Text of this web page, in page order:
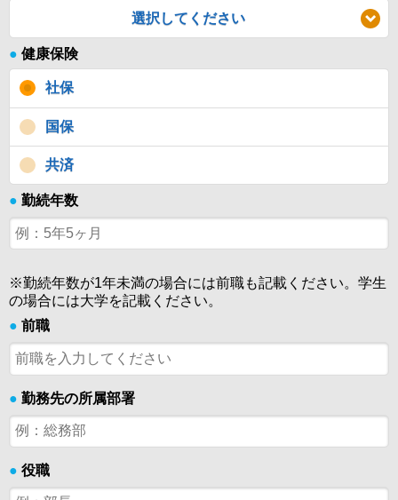
選択してください
● 健康保険
社保
国保
共済
● 勤続年数
※勤続年数が1年未満の場合には前職も記載ください。学生
の場合には大学を記載ください。
● 前職
● 勤務先の所属部署
● 役職